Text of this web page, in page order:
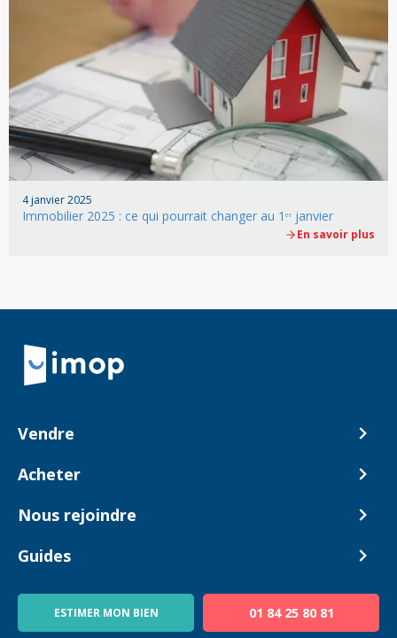
4 janvier 2025
Immobilier 2025 : ce qui pourrait changer au 1ᵉʳ janvier
En savoir plus
Retour à la navigation principale
Vendre
Comment ça marche ?
Acheter
Biens en vente
Nous rejoindre
Devenir Conseiller
Guides
Blog
ESTIMER MON BIEN 01 84 25 80 81